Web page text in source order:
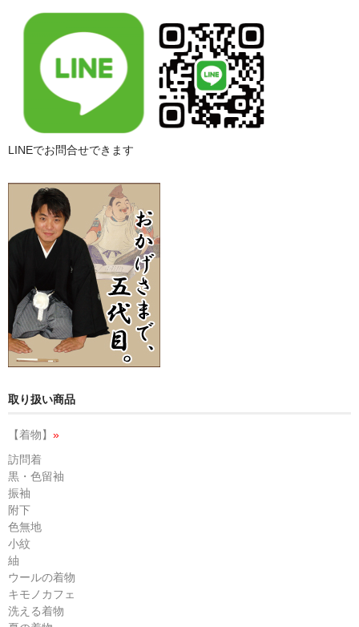
LINEでお問合せできます
取り扱い商品
【着物】 »
訪問着
黒・色留袖
振袖
附下
色無地
小紋
紬
ウールの着物
キモノカフェ
洗える着物